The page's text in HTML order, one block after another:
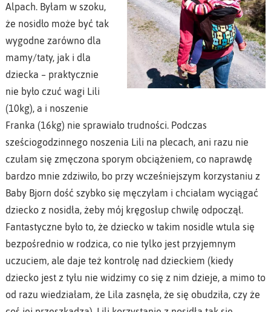
Alpach. Byłam w szoku,
że nosidło może być tak
wygodne zarówno dla
mamy/taty, jak i dla
dziecka – praktycznie
nie było czuć wagi Lili
(10kg), a i noszenie
Franka (16kg) nie sprawiało trudności. Podczas
sześciogodzinnego noszenia Lili na plecach, ani razu nie
czułam się zmęczona sporym obciążeniem, co naprawdę
bardzo mnie zdziwiło, bo przy wcześniejszym korzystaniu z
Baby Bjorn dość szybko się męczyłam i chciałam wyciągać
dziecko z nosidła, żeby mój kręgosłup chwilę odpoczął.
Fantastyczne było to, że dziecko w takim nosidle wtula się
bezpośrednio w rodzica, co nie tylko jest przyjemnym
uczuciem, ale daje też kontrolę nad dzieckiem (kiedy
dziecko jest z tyłu nie widzimy co się z nim dzieje, a mimo to
od razu wiedziałam, że Lila zasnęła, że się obudziła, czy że